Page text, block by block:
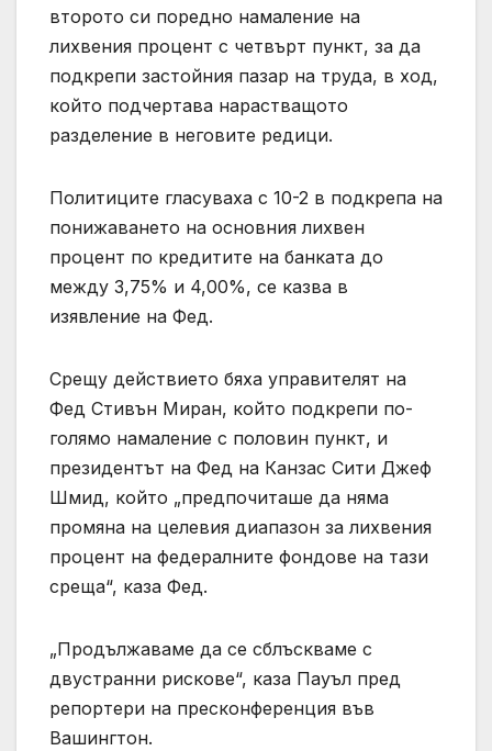
второто си поредно намаление на
лихвения процент с четвърт пункт, за да
подкрепи застойния пазар на труда, в ход,
който подчертава нарастващото
разделение в неговите редици.
Политиците гласуваха с 10-2 в подкрепа на
понижаването на основния лихвен
процент по кредитите на банката до
между 3,75% и 4,00%, се казва в
изявление на Фед.
Срещу действието бяха управителят на
Фед Стивън Миран, който подкрепи по-
голямо намаление с половин пункт, и
президентът на Фед на Канзас Сити Джеф
Шмид, който „предпочиташе да няма
промяна на целевия диапазон за лихвения
процент на федералните фондове на тази
среща“, каза Фед.
„Продължаваме да се сблъскваме с
двустранни рискове“, каза Пауъл пред
репортери на пресконференция във
Вашингтон.